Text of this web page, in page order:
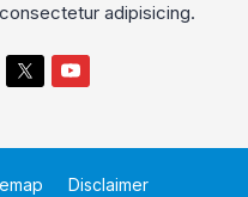
adipisicing.
Disclaimer